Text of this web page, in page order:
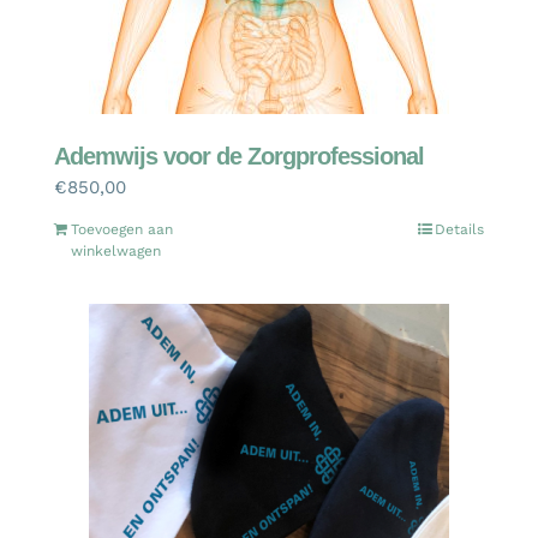
Ademwijs voor de Zorgprofessional
€850,00
Toevoegen aan
winkelwagen
Details